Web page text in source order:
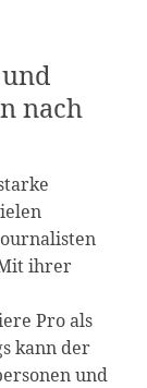
nach
ihrer
Pro als
kann der
und